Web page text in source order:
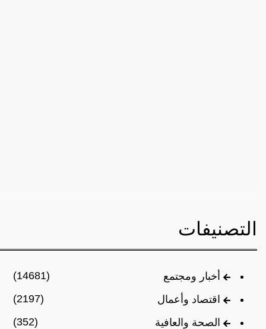
التصنيفات
أخبار ومجتمع
(14681)
اقتصاد وأعمال
(2197)
الصحة والعافية
(352)